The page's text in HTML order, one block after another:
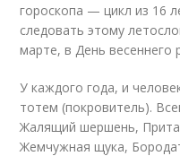
гороскопа — цикл из 16
следовать этому
марте, в День весеннего
У каждого года, и
тотем (покровитель).
Жалящий шершень,
Жемчужная щука,